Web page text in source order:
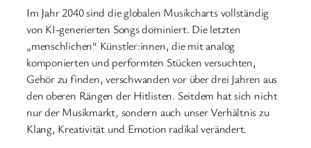
Im Jahr 2040 sind die globalen Musikcharts vollständig
von KI-generierten Songs dominiert. Die letzten
„menschlichen“ Künstler:innen, die mit analog
komponierten und performten Stücken versuchten,
Gehör zu finden, verschwanden vor über drei Jahren aus
den oberen Rängen der Hitlisten. Seitdem hat sich nicht
nur der Musikmarkt, sondern auch unser Verhältnis zu
Klang, Kreativität und Emotion radikal verändert.